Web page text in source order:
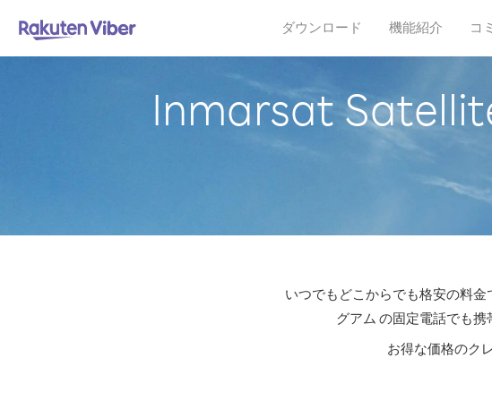
ダウンロード 機能紹介 コ
Inmarsat
いつでもどこからでも格安の料
グアム の固定電話でも携
お得な価格のク